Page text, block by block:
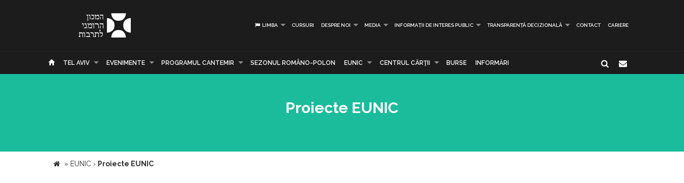
LIMBA CURSURI DESPRE NOI MEDIA INFORMAȚII DE INTERES PUBLIC TRANSPARENȚĂ DECIZIONALĂ CONTACT CARIERE
TEL AVIV EVENIMENTE PROGRAMUL CANTEMIR SEZONUL ROMÂNO-POLON EUNIC CENTRUL CĂRŢII BURSE INFORMĂRI
Proiecte EUNIC
» EUNIC › Proiecte EUNIC